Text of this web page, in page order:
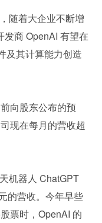
随着大企业不断增
商 OpenAI 有望在
及其计算能力创造
向股东公布的预
现在每月的营收超
机器人 ChatGPT
的营收。今年早些
票时，OpenAI 的